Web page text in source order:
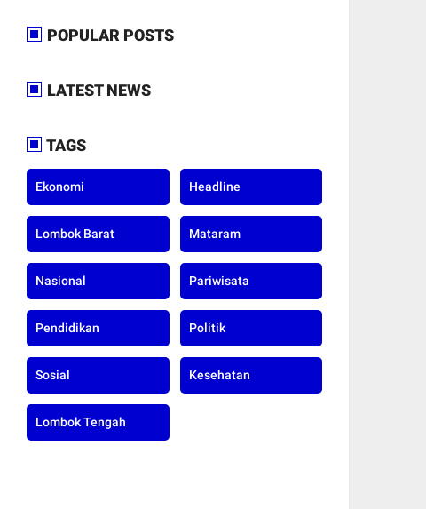
POPULAR POSTS
LATEST NEWS
TAGS
Ekonomi Headline
Lombok Barat Mataram
Nasional Pariwisata
Pendidikan Politik
Sosial Kesehatan
Lombok Tengah